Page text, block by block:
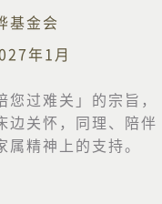
基金会
年1月
您过难关」的宗旨，
边关怀，同理、陪伴
精神上的支持。